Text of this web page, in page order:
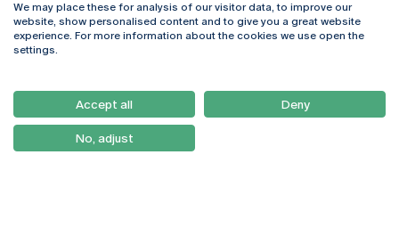
Rua Diogo Botelho 1327
4169-005 Porto
+351 226 196 240
Campus Online
Webmail
Como Chegar
Newsletter
We may place these for analysis of our visitor data, to improve our
website, show personalised content and to give you a great website
experience. For more information about the cookies we use open the
settings.
Accept all Deny
No, adjust